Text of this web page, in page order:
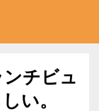
チビュ
い。